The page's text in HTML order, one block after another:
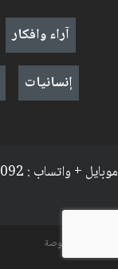
آراء وافكار
إنسانيات
موبايل + واتساب : 009647902409092
السياسة والخصوصة